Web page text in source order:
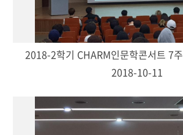
2018-10-11